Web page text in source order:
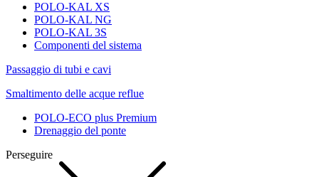
POLO-KAL XS
POLO-KAL NG
POLO-KAL 3S
Componenti del sistema
Passaggio di tubi e cavi
Smaltimento delle acque reflue
POLO-ECO plus Premium
Drenaggio del ponte
Perseguire